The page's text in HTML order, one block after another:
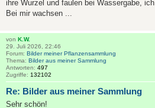
ihre Wurzel und faulen bei Wassergabe,
Bei mir wachsen ...
von K.W.
29. Juli 2026, 22:46
Forum: Bilder meiner Pflanzensammlung
Thema: Bilder aus meiner Sammlung
Antworten: 497
Zugriffe: 132102
Re: Bilder aus meiner Sammlung
Sehr schön!